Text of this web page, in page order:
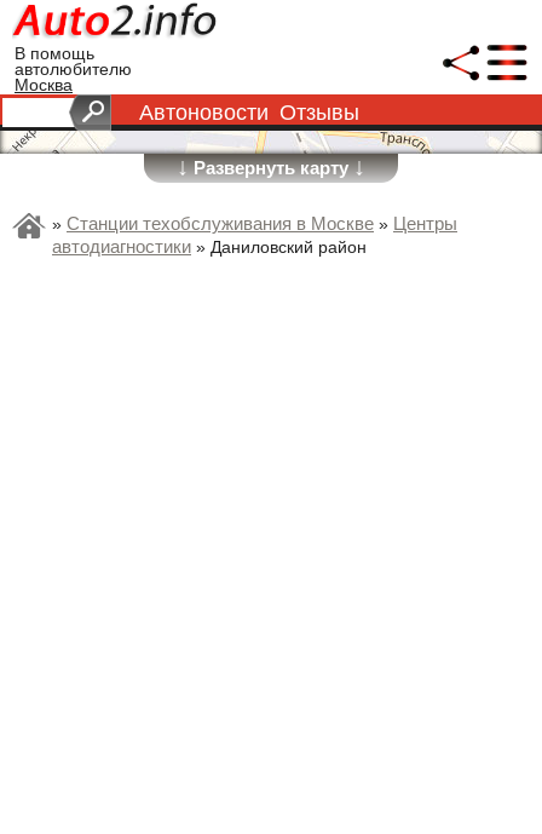
В помощь
автолюбителю
Москва
Автоновости Отзывы
↓Развернуть карту↓
» Станции техобслуживания в Москве » Центры
автодиагностики » Даниловский район